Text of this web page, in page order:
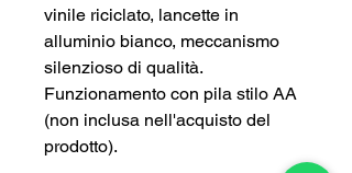
vinile riciclato, lancette in
alluminio bianco, meccanismo
silenzioso di qualità.
Funzionamento con pila stilo AA
(non inclusa nell'acquisto del
prodotto).